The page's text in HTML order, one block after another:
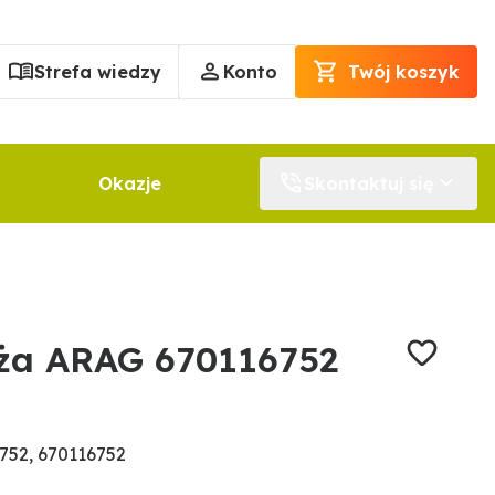
Strefa wiedzy Konto Twój koszyk
Okazje
ARAG 670116752
670116752